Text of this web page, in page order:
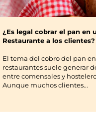
¿Es legal cobrar el pan en
Restaurante a los clientes?
El tema del cobro del pan en
restaurantes suele generar
entre comensales y
Aunque muchos clientes...